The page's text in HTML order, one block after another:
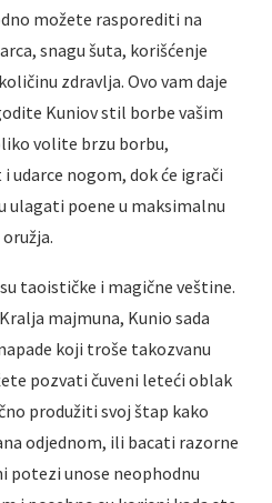
možete rasporediti na
snagu šuta, korišćenje
zdravlja. Ovo vam daje
Kuniov stil borbe vašim
volite brzu borbu,
udarce nogom, dok će igrači
ulagati poene u maksimalnu
taoističke i magične veštine.
majmuna, Kunio sada
koji troše takozvanu
pozvati čuveni leteći oblak
produžiti svoj štap kako
odjednom, ili bacati razorne
potezi unose neophodnu